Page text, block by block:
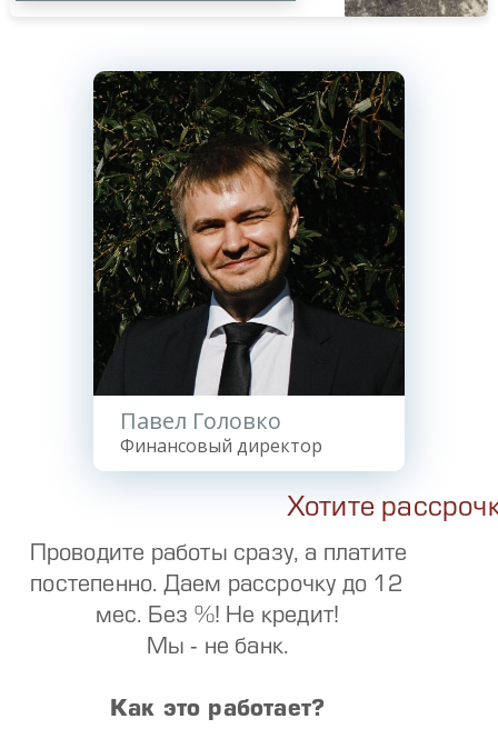
Павел Головко
Финансовый директор
Хотите
Проводите работы сразу, а платите
постепенно. Даем рассрочку до 12
мес. Без %! Не кредит!
Мы - не банк.
Как это работает?